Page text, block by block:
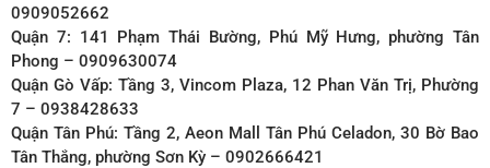
0909052662
Quận 7: 141 Phạm Thái Bường, Phú Mỹ Hưng, phường Tân
Phong – 0909630074
Quận Gò Vấp: Tầng 3, Vincom Plaza, 12 Phan Văn Trị, Phường
7 – 0938428633
Quận Tân Phú: Tầng 2, Aeon Mall Tân Phú Celadon, 30 Bờ Bao
Tân Thắng, phường Sơn Kỳ – 0902666421